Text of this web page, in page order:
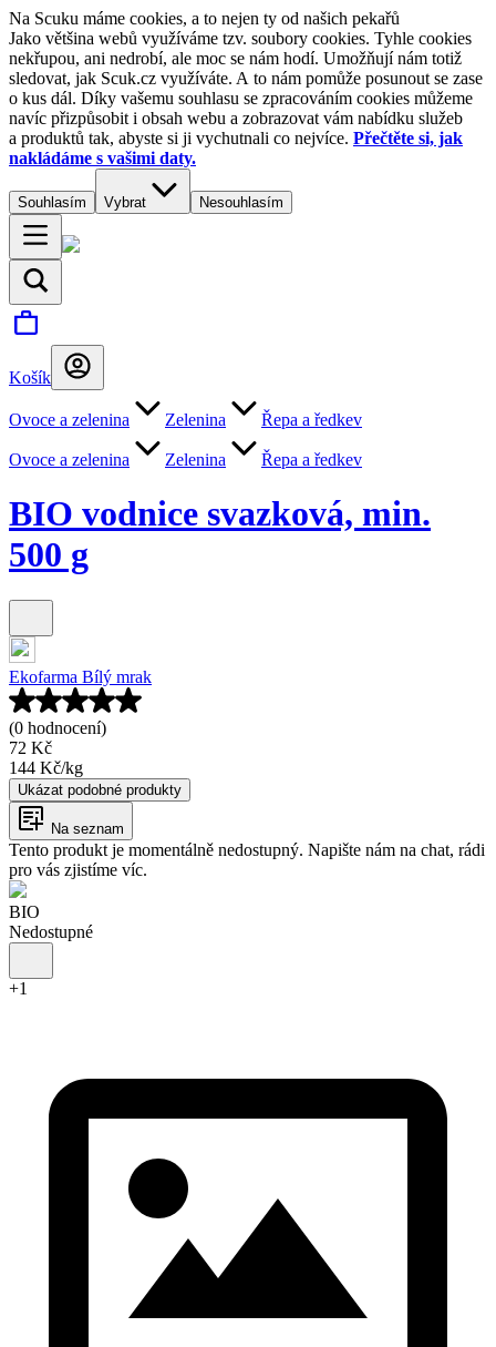
Na Scuku máme cookies, a to nejen ty od našich pekařů
Jako většina webů využíváme tzv. soubory cookies. Tyhle cookies
nekřupou, ani nedrobí, ale moc se nám hodí. Umožňují nám totiž
sledovat, jak Scuk.cz využíváte. A to nám pomůže posunout se zase
o kus dál. Díky vašemu souhlasu se zpracováním cookies můžeme
navíc přizpůsobit i obsah webu a zobrazovat vám nabídku služeb
a produktů tak, abyste si ji vychutnali co nejvíce. Přečtěte si, jak
nakládáme s vašimi daty.
Souhlasím Vybrat Nesouhlasím
Košík
Ovoce a zelenina Zelenina Řepa a ředkev
Ovoce a zelenina Zelenina Řepa a ředkev
BIO vodnice svazková, min.
500 g
Ekofarma Bílý mrak
(0 hodnocení)
72 Kč
144 Kč/kg
Ukázat podobné produkty
Na seznam
Tento produkt je momentálně nedostupný. Napište nám na chat, rádi
pro vás zjistíme víc.
BIO
Nedostupné
+1